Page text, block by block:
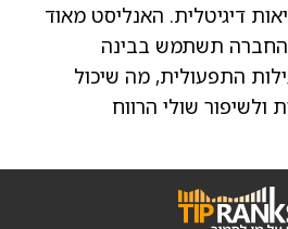
דיגיטלית. האנליסט מאוד
תשתמש בבינה
התפעולית, מה שיכול
ולשיפור שולי הרווח